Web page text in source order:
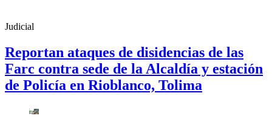
Judicial
Reportan ataques de disidencias de las
Farc contra sede de la Alcaldía y estación
de Policía en Rioblanco, Tolima